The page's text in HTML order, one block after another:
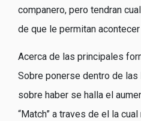
companero, pero tendran
de que le permitan
Acerca de las principales
Sobre ponerse dentro de
sobre haber se halla el
“Match” a traves de el la